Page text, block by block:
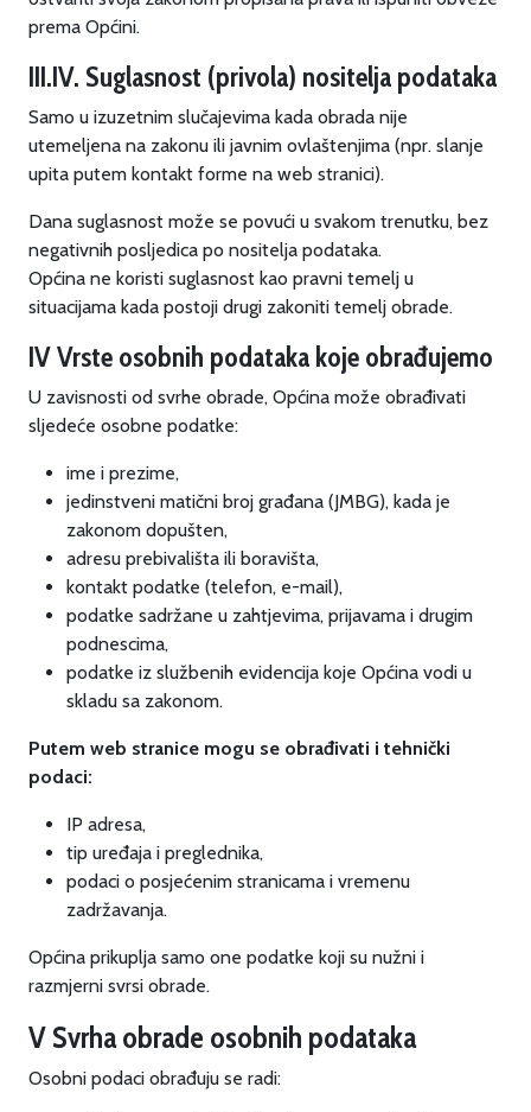
prema Općini.
III.IV. Suglasnost (privola) nositelja podataka
Samo u izuzetnim slučajevima kada obrada nije
utemeljena na zakonu ili javnim ovlaštenjima (npr. slanje
upita putem kontakt forme na web stranici).
Dana suglasnost može se povući u svakom trenutku, bez
negativnih posljedica po nositelja podataka.
Općina ne koristi suglasnost kao pravni temelj u
situacijama kada postoji drugi zakoniti temelj obrade.
IV Vrste osobnih podataka koje obrađujemo
U zavisnosti od svrhe obrade, Općina može obrađivati
sljedeće osobne podatke:
ime i prezime,
jedinstveni matični broj građana (JMBG), kada je
zakonom dopušten,
adresu prebivališta ili boravišta,
kontakt podatke (telefon, e-mail),
podatke sadržane u zahtjevima, prijavama i drugim
podnescima,
podatke iz službenih evidencija koje Općina vodi u
skladu sa zakonom.
Putem web stranice mogu se obrađivati i tehnički
podaci:
IP adresa,
tip uređaja i preglednika,
podaci o posjećenim stranicama i vremenu
zadržavanja.
Općina prikuplja samo one podatke koji su nužni i
razmjerni svrsi obrade.
V Svrha obrade osobnih podataka
Osobni podaci obrađuju se radi: